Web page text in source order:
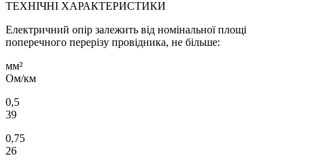
ТЕХНІЧНІ ХАРАКТЕРИСТИКИ
Електричний опір залежить від номінальної площі
поперечного перерізу провідника, не більше:
мм²
Ом/км
0,5
39
0,75
26